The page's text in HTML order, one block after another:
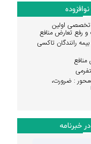
تخصصی اولین
رفع تعارض منافع
رانندگان تاکسی
: ضرورت،
خبرنامه